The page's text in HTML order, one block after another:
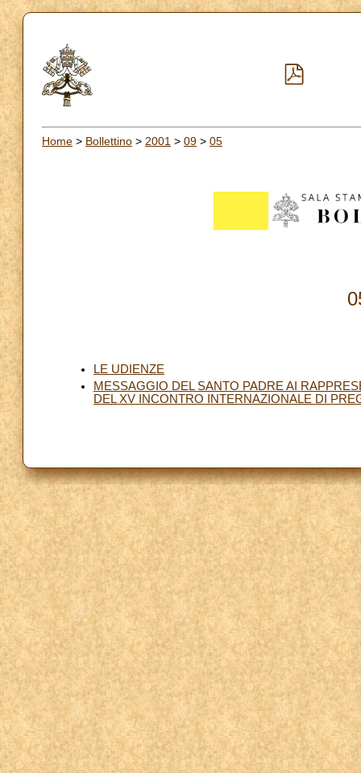
Home > Bollettino > 2001 > 09 > 05
LE UDIENZE
MESSAGGIO DEL SANTO PADRE AI
DEL XV INCONTRO INTERNAZIONALE DI